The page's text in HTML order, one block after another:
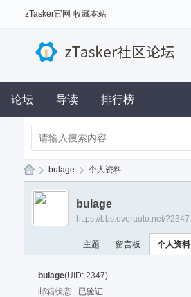
zTasker官网 收藏本站
论坛 导读 排行榜
› bulage › 个人资料
bulage
https://bbs.everauto.net/?2347
主题 留言板 个人资料
bulage(UID: 2347)
邮箱状态
已验证